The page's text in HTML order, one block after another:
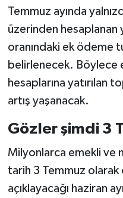
Temmuz ayında
üzerinden hesaplanan
oranındaki ek ödeme
belirlenecek. Böylece
hesaplarına yatırılan
artış yaşanacak.
Gözler şimdi 3
Milyonlarca emekli ve
tarih 3 Temmuz olarak
açıklayacağı haziran